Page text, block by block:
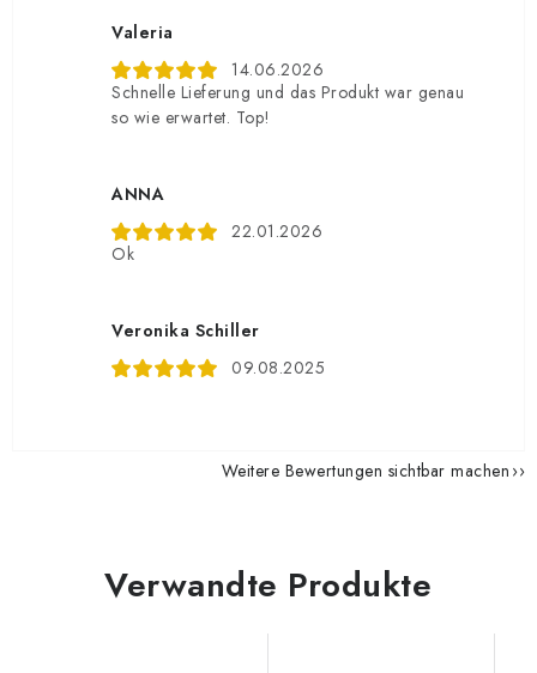
Valeria
14.06.2026
Schnelle Lieferung und das Produkt war genau
so wie erwartet. Top!
ANNA
22.01.2026
Ok
Veronika Schiller
09.08.2025
Weitere Bewertungen sichtbar machen
Verwandte Produkte